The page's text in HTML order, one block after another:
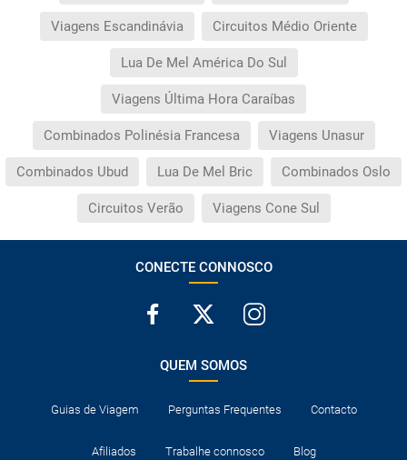
Viagens Escandinávia Circuitos Médio Oriente
Lua De Mel América Do Sul
Viagens Última Hora Caraíbas
Combinados Polinésia Francesa Viagens Unasur
Combinados Ubud Lua De Mel Bric Combinados Oslo
Circuitos Verão Viagens Cone Sul
CONECTE CONNOSCO
QUEM SOMOS
Guias de Viagem Perguntas Frequentes Contacto
Afiliados Trabalhe connosco Blog